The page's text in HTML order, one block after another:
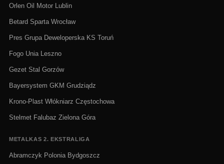
Orlen Oil Motor Lublin
Betard Sparta Wrocław
Pres Grupa Deweloperska KS Toruń
Fogo Unia Leszno
Gezet Stal Gorzów
Bayersystem GKM Grudziądz
Krono-Plast Włókniarz Częstochowa
Stelmet Falubaz Zielona Góra
METALKAS 2. EKSTRALIGA
Abramczyk Polonia Bydgoszcz